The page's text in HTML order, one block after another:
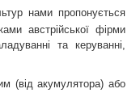
нами пропонується
австрійської фірми
та керуванні,
(від акумулятора) або